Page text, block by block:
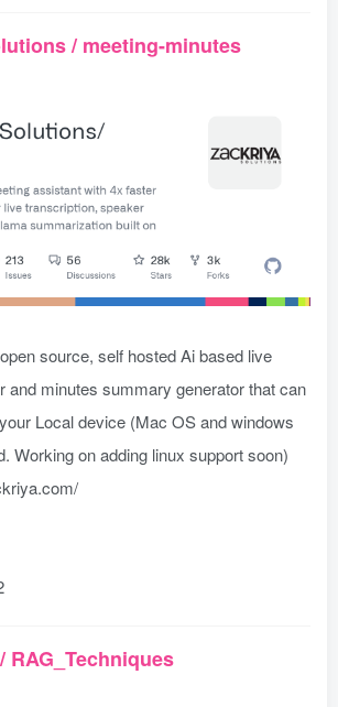
/ meeting-minutes
source, self hosted Ai based live
and minutes summary generator that can
Local device (Mac OS and windows
Working on adding linux support soon)
RAG_Techniques